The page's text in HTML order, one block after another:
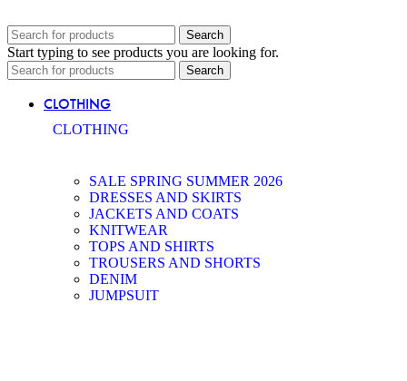
Search
Start typing to see products you are looking for.
Search
CLOTHING
CLOTHING
SALE SPRING SUMMER 2026
DRESSES AND SKIRTS
JACKETS AND COATS
KNITWEAR
TOPS AND SHIRTS
TROUSERS AND SHORTS
DENIM
JUMPSUIT